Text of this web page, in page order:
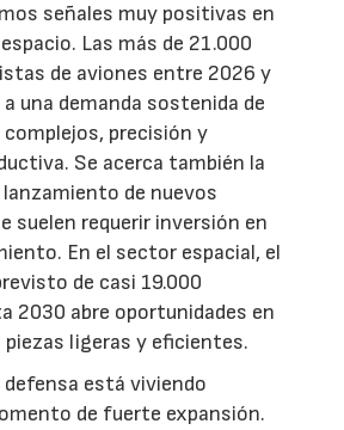
señales muy positivas en
Las más de 21.000
de aviones entre 2026 y
una demanda sostenida de
precisión y
Se acerca también la
de nuevos
suelen requerir inversión en
En el sector espacial, el
de casi 19.000
2030 abre oportunidades en
ligeras y eficientes.
defensa está viviendo
de fuerte expansión.